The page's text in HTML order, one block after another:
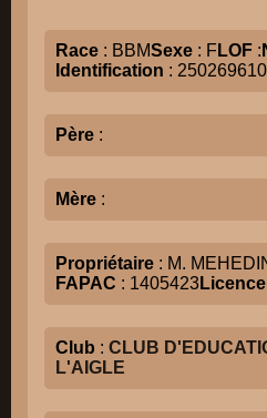
Race : BBMSexe : FLOF :
Identification :
Père :
Mère :
Propriétaire : M.
FAPAC : 1405423Licence
Club : CLUB
L'AIGLE